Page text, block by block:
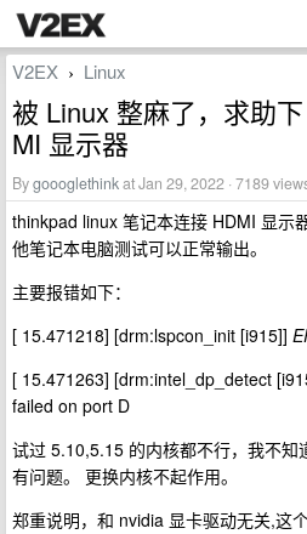
V2EX › Linux
被 Linux 整麻了，求助
MI 显示器
Bygoooglethinkat Jan 29, 2022 · 7189
thinkpad linux 笔记本连接 HDMI 显示
他笔记本电脑测试可以正常输出。
主要报错如下：
[ 15.471218] [drm:lspcon_init [i915]]
[ 15.471263] [drm:intel_dp_detect
failed on port D
试过 5.10,5.15 的内核都不行，我不
有问题。 更换内核不起作用。
郑重说明，和 nvidia 显卡驱动无关,这